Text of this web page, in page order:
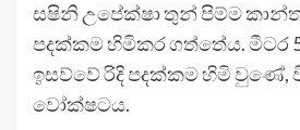
සෂිනි උපේක්ෂා තුන් පිම්ම
පදක්කම හිමිකර ගත්තේය. මීටර
ඉසව්වේ රිදි පදක්කම හිමි වුණේ,
වෝක්ෂටය.